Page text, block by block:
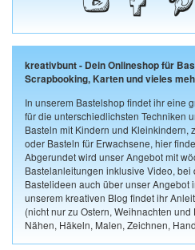
kreativbunt - Dein Onlineshop für
Scrapbooking, Karten und vieles
In unserem Bastelshop findet ihr eine
für die unterschiedlichsten Techniken
Basteln mit Kindern und Kleinkindern,
oder Basteln für Erwachsene, hier
Abgerundet wird unser Angebot mit
Bastelanleitungen inklusive Video,
Bastelideen auch über unser Angebot
unserem kreativen Blog findet ihr
(nicht nur zu Ostern, Weihnachten
Nähen, Häkeln, Malen, Zeichnen,